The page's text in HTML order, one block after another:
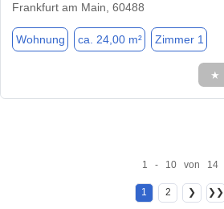
Frankfurt am Main, 60488
Wohnung ca. 24,00 m² Zimmer 1
★
1 - 10 von 14
1 2 ❯ ❯❯